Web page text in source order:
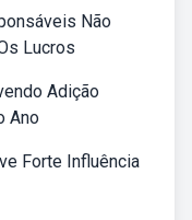
Não
Lucros
Adição
Ano
Forte Influência